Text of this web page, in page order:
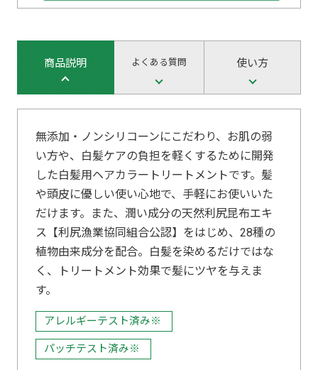
商品説明 よくある質問 使い方
無添加・ノンシリコーンにこだわり、お肌の弱
い方や、白髪ケアの負担を軽くするために開発
した白髪用ヘアカラートリートメントです。髪
や頭皮に優しい使い心地で、手軽にお使いいた
だけます。また、潤い成分の天然利尻昆布エキ
ス【利尻漁業協同組合公認】をはじめ、28種の
植物由来成分を配合。白髪を染めるだけではな
く、トリートメント効果で髪にツヤを与えま
す。
アレルギーテスト済み※
パッチテスト済み※